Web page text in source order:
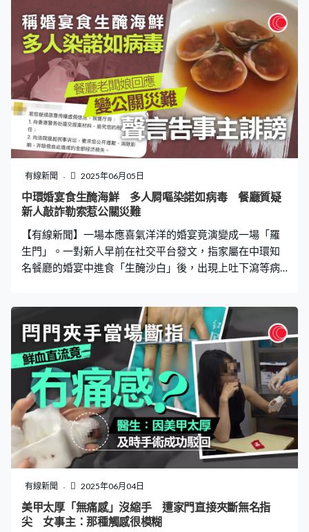
首次「對朋友下毒」，全出於嫉妒而想讓對方受點苦。 少
女收外賣蛋糕 食後翌日毒發身亡 據外媒報道，17歲少女
安娜（Ana Luiza）上周六（31日）在同齡閨密家中玩樂，
期間收到一份外送蛋糕，包裝附有匿名情信，寫著「送給
我見過最美的女孩」。安娜未有懷疑吃掉蛋糕，不到一小
時就感到嘔心不適，送院診斷為疑似食物中毒，獲醫生處
方藥物後回家。安娜翌日身體迅速惡化並在閨密家中浴室
摔倒，再次送院時已無生命跡象，死因為心肺驟停。 閨密
網購砒霜投毒 挽留好友過夜目睹全程 涉事蛋糕經化驗後
證實含有氧化砷（即俗稱砒霜），警方前往蛋糕店
「Menina Trufa」調查，店主表示的確有客人買過蛋糕帶
走，但外送並非由蛋糕店負責。警方翻查閉路電視鎖定外
送員身份，對方提供寄件人地址，居然是死者的閨密。肇
砒霜，投毒並寫好
有線新聞 2025年06月05日
中環婚宴食生醃海鮮 多人屙嘔染諾如病毒 餐廳質疑
新人敲詐勒索惹公關災難
【有線新聞】一場本應喜氣洋洋的婚宴竟演變成一場「羅
生門」。一對新人早前在社交平台發文，指家屬在中環知
名餐廳的婚宴中進食「生醃沙白」後，出現上吐下瀉等病
雙方各執一詞，互指對方不公。 婚宴後10人中毒 事主指
「生醃沙白」惹禍 據事主在社交平台發文透露，上月初在
香港簽紙結婚後，一行15人到中環知名餐廳「好酒好蔡」
舉行婚禮午宴，當中包括其香港家人及來自澳門的夫家親
友，席間享用包括「生醃沙白」在內的多道菜品，總花費
約33,000多元。詎料，宴會後兩日，10名親屬出現上吐下
瀉症狀，部分人更因嚴重脫水需緊急入院。衛生署其後在4
名患者的糞便樣本中檢出諾如病毒，並確認所有患者均曾
食用過「生醃沙白」。 事主表示，初時餐廳經理態度良
好，然而在衛生署確認諾如病毒感染後，對方態度突變，
更指責事主聯繫食環署及衛生署，連累餐廳被抽查、影響
生意。事主澄清自己從未主動聯繫任何政府部門，僅因家
人入院，醫院按標準程序上報衛生署及食環署。她強調，
有線新聞 2025年06月04日
美甲太厚「無痛感」沒縮手 遭家門直接夾斷無名指
尖 女事主：那種觸感很模糊